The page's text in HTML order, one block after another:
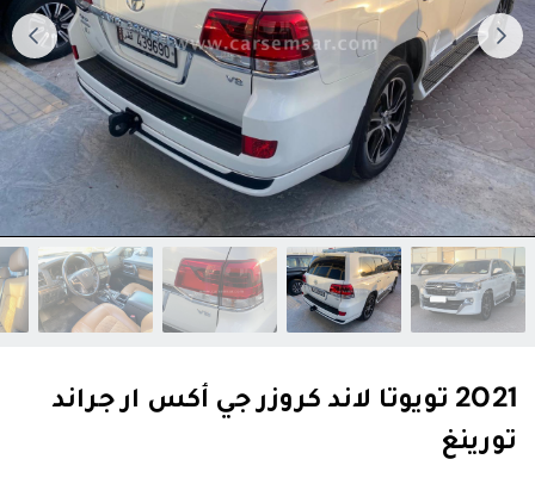
2021 تويوتا لاند كروزر جي أكس ار جراند
تورينغ